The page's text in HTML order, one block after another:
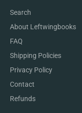
vaincue à la fois par
surgies en son propre
Éditions de la rue
et se lit avec le plus
Compte rendu
futur
Search
About Leftwingbooks
FAQ
Shipping Policies
Privacy Policy
Contact
Refunds